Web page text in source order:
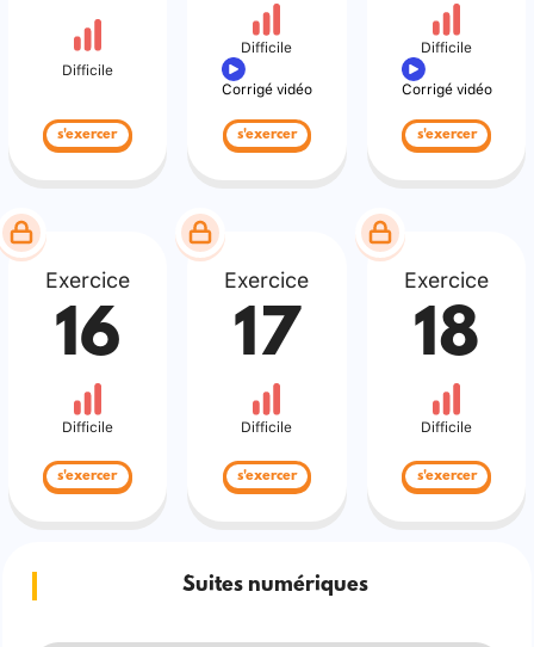
Difficile
s'exercer
Difficile
Corrigé vidéo
s'exercer
Difficile
Corrigé vidéo
s'exercer
Exercice
16
Difficile
s'exercer
Exercice
17
Difficile
s'exercer
Exercice
18
Difficile
s'exercer
Suites numériques